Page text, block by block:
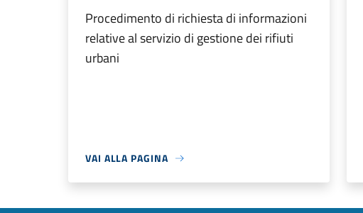
Procedimento di richiesta di informazioni
relative al servizio di gestione dei rifiuti
urbani
VAI ALLA PAGINA